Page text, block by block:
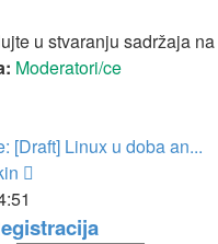
u stvaranju sadržaja
Moderatori/ce
[Draft] Linux u doba an...